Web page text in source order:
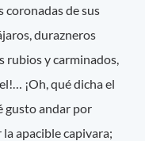
coronadas de sus
durazneros
rubios y carminados,
¡Oh, qué dicha el
gusto andar por
apacible capivara;